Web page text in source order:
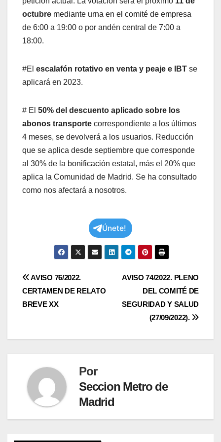
octubre mediante urna en el comité de empresa
de 6:00 a 19:00 o por andén central de 7:00 a
18:00.
#El escalafón rotativo en venta y peaje e IBT se
aplicará en 2023.
# El 50% del descuento aplicado sobre los
abonos transporte correspondiente a los últimos
4 meses, se devolverá a los usuarios. Reducción
que se aplica desde septiembre que corresponde
al 30% de la bonificación estatal, más el 20% que
aplica la Comunidad de Madrid. Se ha consultado
como nos afectará a nosotros.
Únete!
Navegación
de
AVISO 74/2022. PLENO
DEL COMITÉ DE
SEGURIDAD Y SALUD
(27/09/2022).
AVISO 76/2022.
CERTAMEN DE RELATO
BREVE XX
Por
Seccion Metro de
Madrid